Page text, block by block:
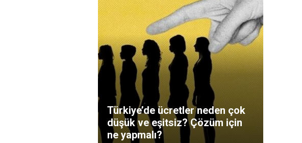
Türkiye’de ücretler neden çok
düşük ve eşitsiz? Çözüm için
ne yapmalı?